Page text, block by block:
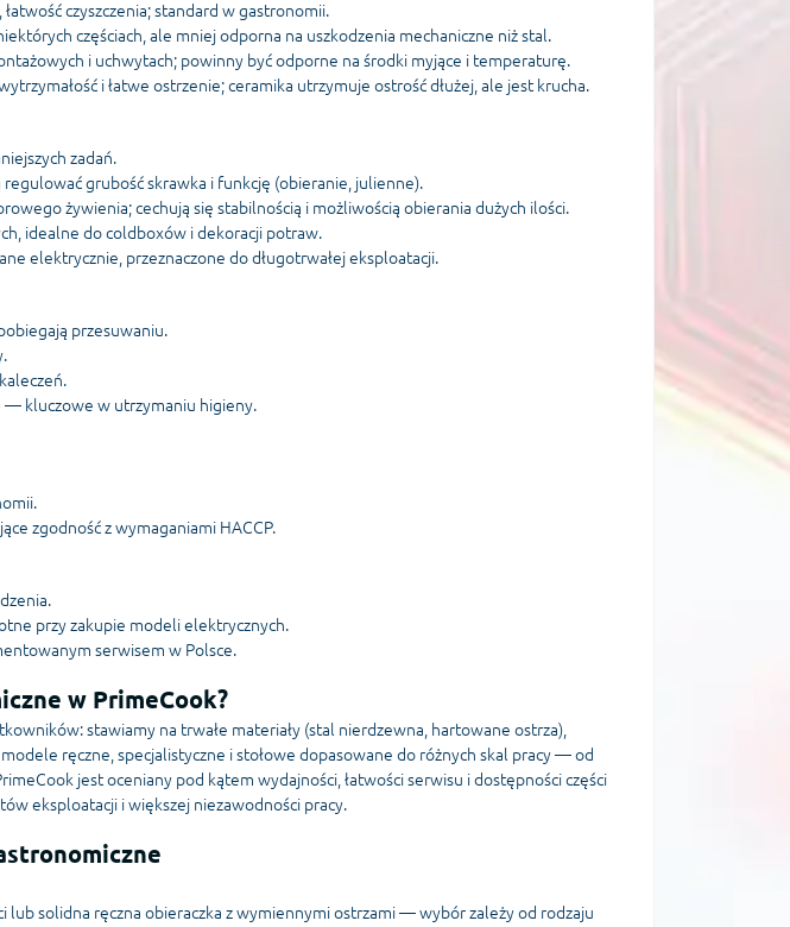
czyszczenia; standard w gastronomii.
częściach, ale mniej odporna na uszkodzenia mechaniczne niż stal.
i uchwytach; powinny być odporne na środki myjące i temperaturę.
i łatwe ostrzenie; ceramika utrzymuje ostrość dłużej, ale jest krucha.
zadań.
grubość skrawka i funkcję (obieranie, julienne).
żywienia; cechują się stabilnością i możliwością obierania dużych ilości.
idealne do coldboxów i dekoracji potraw.
elektrycznie, przeznaczone do długotrwałej eksploatacji.
przesuwaniu.
— kluczowe w utrzymaniu higieny.
zgodność z wymaganiami HACCP.
przy zakupie modeli elektrycznych.
serwisem w Polsce.
w PrimeCook?
stawiamy na trwałe materiały (stal nierdzewna, hartowane ostrza),
ręczne, specjalistyczne i stołowe dopasowane do różnych skal pracy — od
jest oceniany pod kątem wydajności, łatwości serwisu i dostępności części
eksploatacji i większej niezawodności pracy.
solidna ręczna obieraczka z wymiennymi ostrzami — wybór zależy od rodzaju